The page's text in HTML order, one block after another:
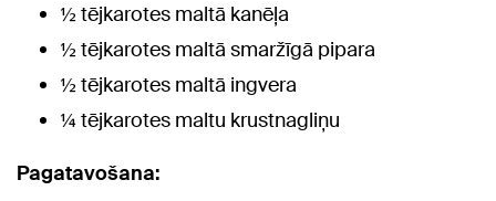
½ tējkarotes maltā kanēļa
½ tējkarotes maltā smaržīgā pipara
½ tējkarotes maltā ingvera
¼ tējkarotes maltu krustnagliņu
Pagatavošana: